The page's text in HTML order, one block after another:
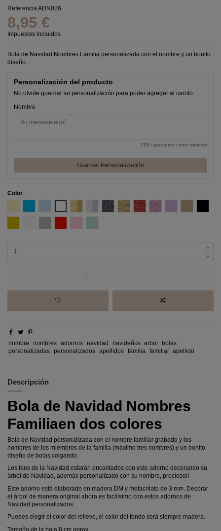
ReferenciaADN026
8,95 €
Impuestos incluidos
Bola de Navidad Nombres Familia personalizada con el nombre y un bonito
diseño.
Personalización del producto
No olvide guardar su personalización para poder agregar al carrito
Nombre
250 caracteres como máximo
Guardar Personalización
Color
Efecto espejo Oro
Efecto espejo Plata
Glitter negro
Glitter OroGlitter RojoGlitter Rosa
nombre nombres adornos navidad navideños arbol
bolas
personalizadas personalizados apellidos familia familiar apellido
Descripción
Bola de Navidad Nombres
Familiaen dos colores
Bola de Navidad personalizada con el nombre familiar grabado y los
nombres de los miembros de la familia (máximo tres nombres) y un bonito
diseño de bolas colgando.
Los fans de la Navidad estarán encantados con este adorno decorando su
árbol de Navidad, además personalizado con su nombre, precioso!!
Este adorno está elaborado en madera DM y metacrilato de 3 mm. Decorar
el árbol de manera original ahora es facilísimo con estos adornos de
Navidad personalizados.
Puedes elegir el color del relieve, el color del fondo será siempre madera.
Tamaño de la bola 8 cm aprox.